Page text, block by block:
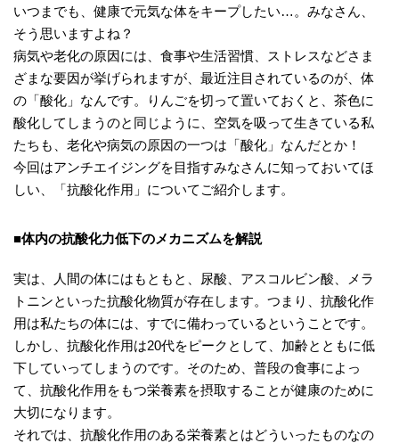
いつまでも、健康で元気な体をキープしたい…。みなさん、
そう思いますよね？
病気や老化の原因には、食事や生活習慣、ストレスなどさま
ざまな要因が挙げられますが、最近注目されているのが、体
の「酸化」なんです。りんごを切って置いておくと、茶色に
酸化してしまうのと同じように、空気を吸って生きている私
たちも、老化や病気の原因の一つは「酸化」なんだとか！
今回はアンチエイジングを目指すみなさんに知っておいてほ
しい、「抗酸化作用」についてご紹介します。
■体内の抗酸化力低下のメカニズムを解説
実は、人間の体にはもともと、尿酸、アスコルビン酸、メラ
トニンといった抗酸化物質が存在します。つまり、抗酸化作
用は私たちの体には、すでに備わっているということです。
しかし、抗酸化作用は20代をピークとして、加齢とともに低
下していってしまうのです。そのため、普段の食事によっ
て、抗酸化作用をもつ栄養素を摂取することが健康のために
大切になります。
それでは、抗酸化作用のある栄養素とはどういったものなの